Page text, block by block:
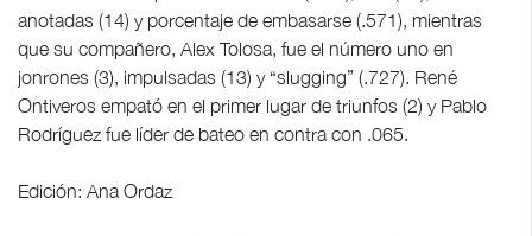
anotadas (14) y porcentaje de embasarse (.571), mientras
que su compañero, Alex Tolosa, fue el número uno en
jonrones (3), impulsadas (13) y “slugging” (.727). René
Ontiveros empató en el primer lugar de triunfos (2) y Pablo
Rodríguez fue líder de bateo en contra con .065.
Edición: Ana Ordaz